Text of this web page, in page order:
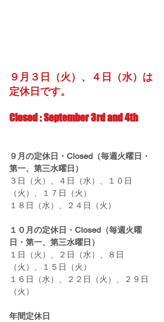
９月３日（火）、４日（水）は
定休日です。
Closed : September 3rd and 4th
９月の定休日・Closed（毎週火曜日・
第一、第三水曜日）
３日（火）、４日（水）、１０日
（火）、１７日（火）
１８日（水）、２４日（火）
１０月の定休日・Closed（毎週火曜
日・第一、第三水曜日）
１日（火）、２日（水）、８日
（火）、１５日（火）
１６日（水）、２２日（火）、２９日
（火）
年間定休日